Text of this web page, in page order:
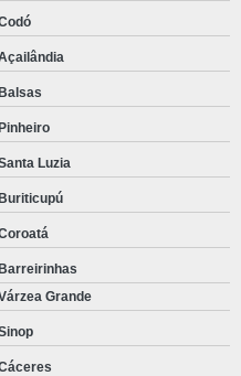
Luzia
Grande